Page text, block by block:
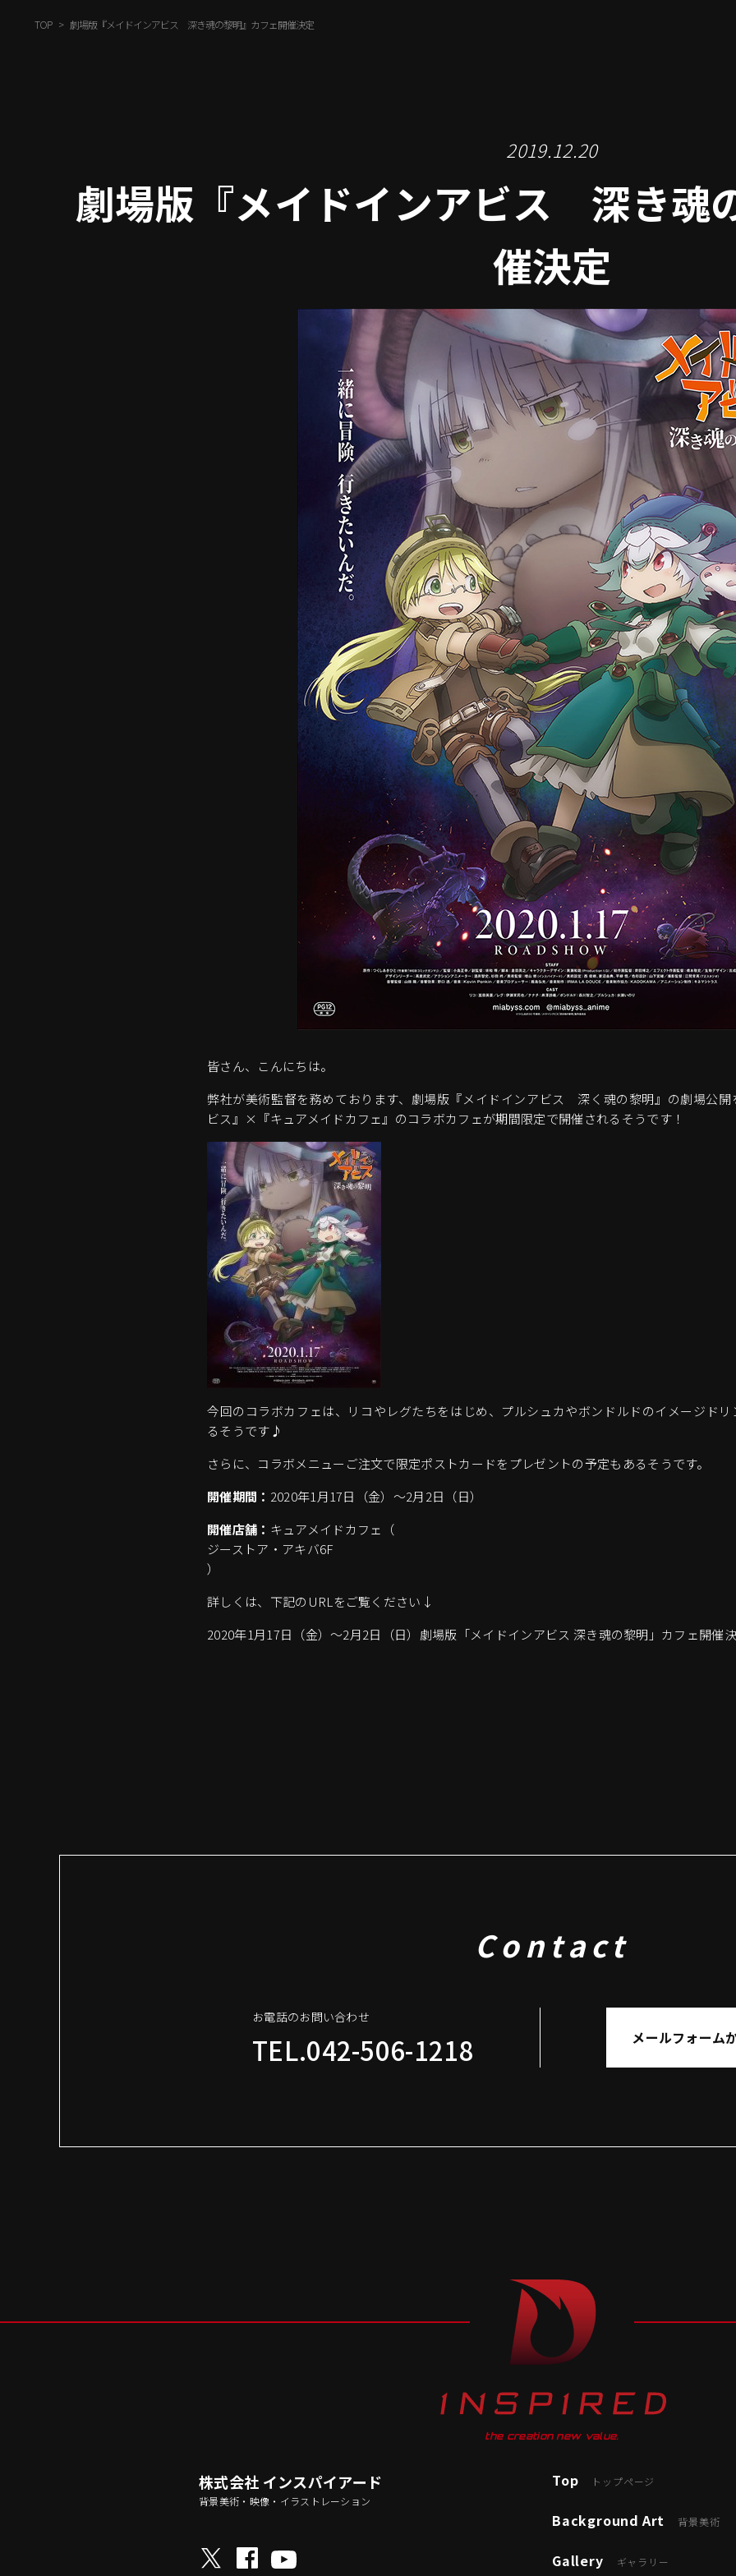
TOP 劇場版『メイドインアビス 深き魂の黎明』カフェ開催決定
2019.12.20
劇場版『メイドインアビス 深き魂
催決定
皆さん、こんにちは。
弊社が美術監督を務めております、劇場版『メイドインアビス 深く魂の黎明』の劇場公開
ビス』×『キュアメイドカフェ』のコラボカフェが期間限定で開催されるそうです！
今回のコラボカフェは、リコやレグたちをはじめ、プルシュカやボンドルドのイメージド
るそうです♪
さらに、コラボメニューご注文で限定ポストカードをプレゼントの予定もあるそうです。
開催期間： 2020年1月17日（金）～2月2日（日）
開催店舗： キュアメイドカフェ（
ジーストア・アキバ6F
）
詳しくは、下記のURLをご覧ください↓
2020年1月17日（金）～2月2日（日）劇場版「メイドインアビス 深き魂の黎明」カフェ開催
Contact
お電話のお問い合わせ
TEL.042-506-1218 メールフォーム
the creation new value.
株式会社 インスパイアード
背景美術・映像・イラストレーション
Top トップページ
Background Art 背景美術
Gallery ギャラリー